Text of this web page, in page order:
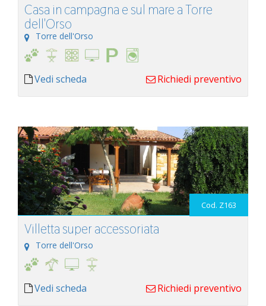
Casa in campagna e sul mare a Torre
dell'Orso
Torre dell'Orso
Vedi scheda Richiedi preventivo
Cod. Z163
Villetta super accessoriata
Torre dell'Orso
Vedi scheda Richiedi preventivo